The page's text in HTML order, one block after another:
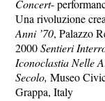
Concert-
Una rivoluzione
Anni ’70, Palazzo
2000Sentieri
Iconoclastia Nelle
Secolo, Museo
Grappa, Italy